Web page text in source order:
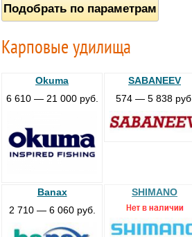
Подобрать по параметрам
Карповые удилища
Okuma
6 610 — 21 000 руб.
SABANEEV
574 — 5 838 руб.
Banax
2 710 — 6 060 руб.
SHIMANO